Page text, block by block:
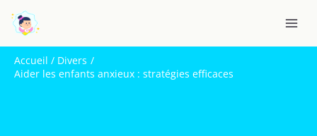
contenu
Accueil
Divers
Aider les enfants anxieux : stratégies efficaces
e
c
h